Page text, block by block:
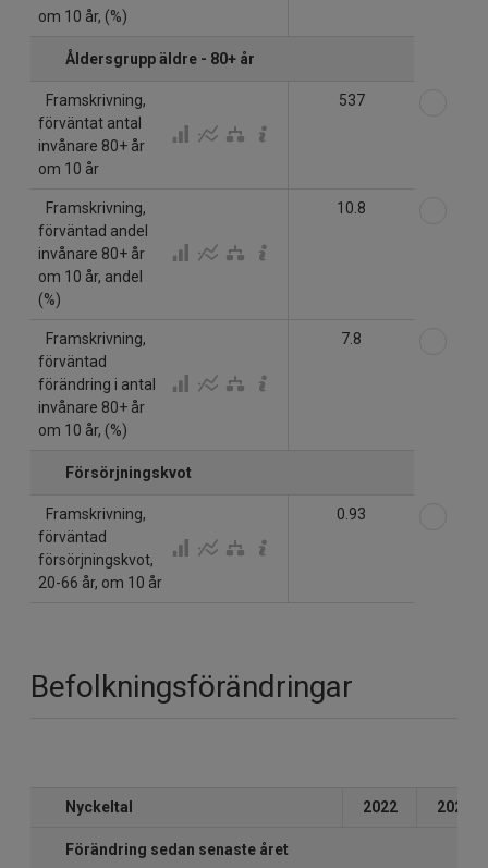
om 10 år, (%)
Åldersgrupp äldre - 80+ år
Framskrivning,
förväntat antal
invånare 80+ år
om 10 år
537
Framskrivning,
förväntad andel
invånare 80+ år
om 10 år, andel
(%)
10.8
Framskrivning,
förväntad
förändring i antal
invånare 80+ år
om 10 år, (%)
7.8
Försörjningskvot
Framskrivning,
förväntad
försörjningskvot,
20-66 år, om 10 år
0.93
Befolkningsförändringar
Nyckeltal 2022 2023
Förändring sedan senaste året